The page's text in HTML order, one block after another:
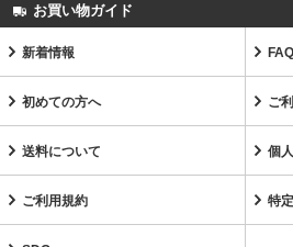
お買い物ガイド
新着情報
初めての方へ ご
送料について 個
ご利用規約 特